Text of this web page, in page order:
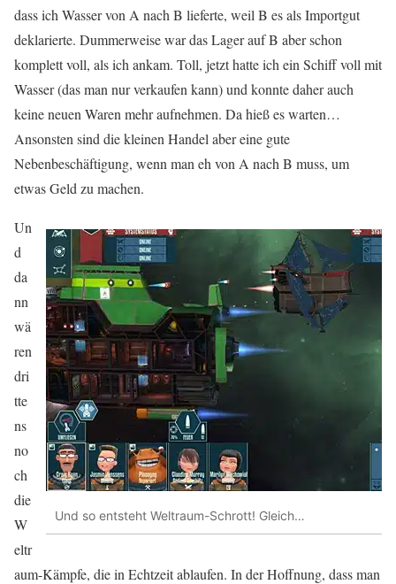
dass ich Wasser von A nach B lieferte, weil B es als Importgut
deklarierte. Dummerweise war das Lager auf B aber schon
komplett voll, als ich ankam. Toll, jetzt hatte ich ein Schiff voll mit
Wasser (das man nur verkaufen kann) und konnte daher auch
keine neuen Waren mehr aufnehmen. Da hieß es warten…
Ansonsten sind die kleinen Handel aber eine gute
Nebenbeschäftigung, wenn man eh von A nach B muss, um
etwas Geld zu machen.
Und so entsteht Weltraum-Schrott! Gleich…
Un
d
da
nn
wä
ren
dri
tte
ns
no
ch
die
W
eltr
aum-Kämpfe, die in Echtzeit ablaufen. In der Hoffnung, dass man